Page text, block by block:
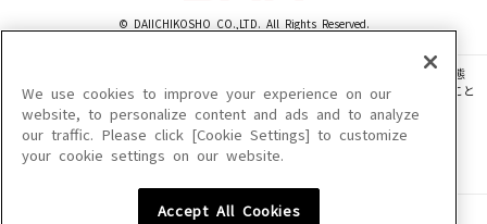
© DAIICHIKOSHO CO.,LTD. All Rights Reserved.
このサイトに掲載されている一切の文章・画像・写真・動画・音声等を、手段や形態
を問わず、著作権法の定める範囲を超えて無断で複製、転載、ファイル化などすること
を禁じます。
楽曲及びコンテンツは、機種によりご利用いただけない場合があります。
楽曲及びコンテンツの配信日、配信内容が変更になる場合があります。
We use cookies to improve your experience on our
website, to personalize content and ads and to analyze
our traffic. Please click [Cookie Settings] to customize
your cookie settings on our website.
Accept All Cookies